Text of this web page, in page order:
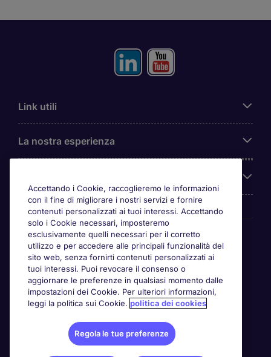
Link utili
La nostra esperienza
Awards
Accettando i Cookie, raccoglieremo le informazioni
con il fine di migliorare i nostri servizi e fornire
contenuti personalizzati ai tuoi interessi. Accettando
solo i Cookie necessari, imposteremo
esclusivamente quelli necessari per il corretto
utilizzo e per accedere alle principali funzionalità del
sito web, senza fornirti contenuti personalizzati ai
tuoi interessi. Puoi revocare il consenso o
aggiornare le preferenze in qualsiasi momento dalle
impostazioni dei Cookie. Per ulteriori informazioni,
leggi la politica sui Cookie. politica dei cookies
Regola le tue preferenze